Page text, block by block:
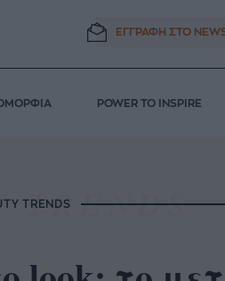
ΕΓΓΡΑΦΗ ΣΤΟ
POWER TO INSPIRE
TRENDS